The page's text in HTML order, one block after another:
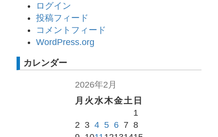
ログイン
投稿フィード
コメントフィード
WordPress.org
カレンダー
2026年2月
月 火 水木金 土 日
1
2 3 4 5 6 7 8